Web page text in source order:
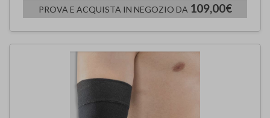
PROVA E ACQUISTA IN NEGOZIO DA 109,00€